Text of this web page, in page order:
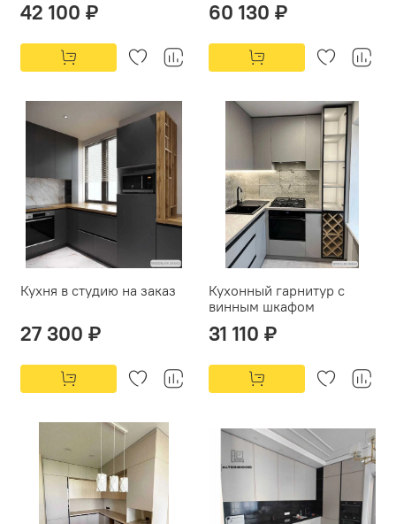
42 100 ₽ 60 130 ₽
Кухня в студию на заказ
27 300 ₽
Кухонный гарнитур с
винным шкафом
31 110 ₽